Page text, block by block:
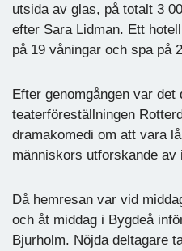
utsida av glas, på totalt 3
efter Sara Lidman. Ett
på 19 våningar och spa på
Efter genomgången var det
teaterföreställningen
dramakomedi om att vara
människors utforskande av
Då hemresan var vid
och åt middag i Bygdeå
Bjurholm. Nöjda deltagare